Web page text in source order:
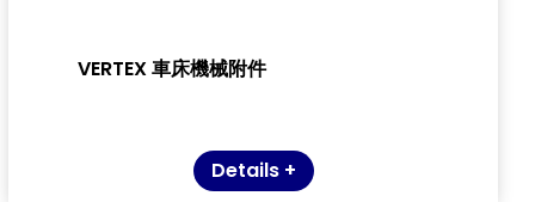
VERTEX 車床機械附件
Details +